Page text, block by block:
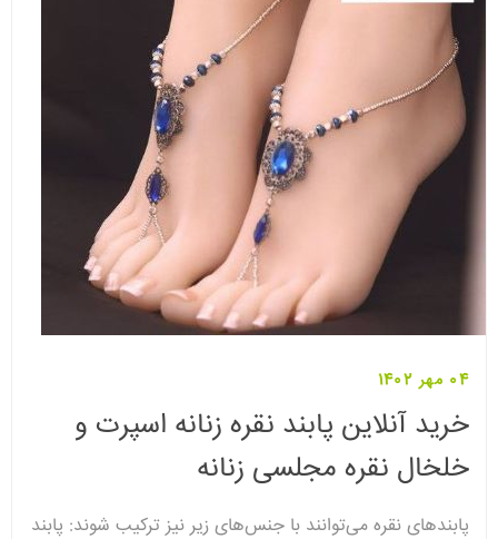
04 مهر 1402
خرید آنلاین پابند نقره زنانه اسپرت و
خلخال نقره مجلسی زنانه
پابندهای نقره می‌توانند با جنس‌های زیر نیز ترکیب شوند: پابند